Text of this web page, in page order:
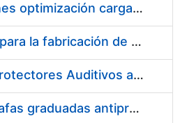
Pliego condiciones optimización cargas compras firmado
Acuerdo marco para la fabricación de piezas
Suministro de Protectores Auditivos a medida para las personas trabajadoras de los Centros de Trabajo de Madrid y Burgos
Suministro de gafas graduadas antiproyecciones para los trabajadores de la FNMT-RCM en los centros de trabajo de Madrid y Burgos